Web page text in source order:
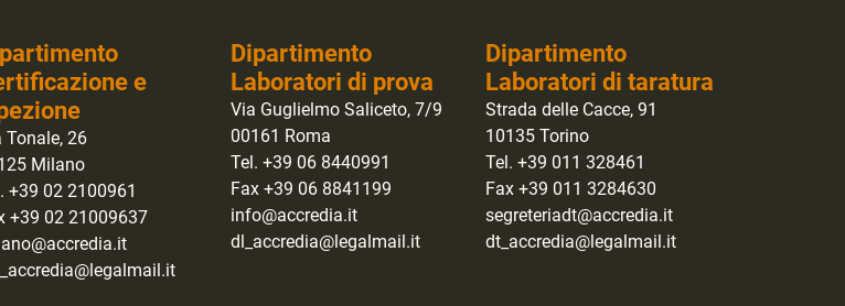
e
Tonale, 26
Milano
+39 02 2100961
+39 02 21009637
Dipartimento
Laboratori di prova
Via Guglielmo Saliceto, 7/9
00161 Roma
Tel. +39 06 8440991
Fax +39 06 8841199
info@accredia.it
dl_accredia@legalmail.it
Dipartimento
Laboratori di taratura
Strada delle Cacce, 91
10135 Torino
Tel. +39 011 328461
Fax +39 011 3284630
segreteriadt@accredia.it
dt_accredia@legalmail.it